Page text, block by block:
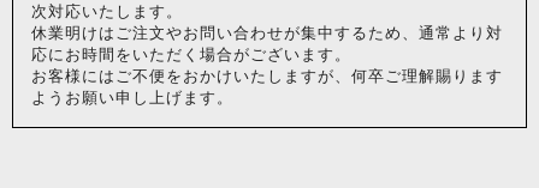
次対応いたします。
休業明けはご注文やお問い合わせが集中するため、通常より対
応にお時間をいただく場合がございます。
お客様にはご不便をおかけいたしますが、何卒ご理解賜ります
ようお願い申し上げます。